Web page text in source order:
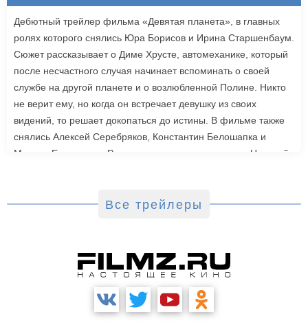
Дебютный трейлер фильма «Девятая планета», в главных
ролях которого снялись Юра Борисов и Ирина Старшенбаум.
Сюжет рассказывает о Диме Хрусте, автомеханике, который
после несчастного случая начинает вспоминать о своей
службе на другой планете и о возлюбленной Полине. Никто
не верит ему, но когда он встречает девушку из своих
видений, то решает докопаться до истины. В фильме также
снялись Алексей Серебряков, Константин Белошапка и
Максим Емельянов. Режиссером картины выступил Николай
Все трейлеры